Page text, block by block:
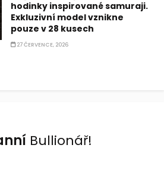
hodinky inspirované samuraji.
Exkluzivní model vznikne
pouze v 28 kusech
27 ČERVENCE, 2026
Bullionář!